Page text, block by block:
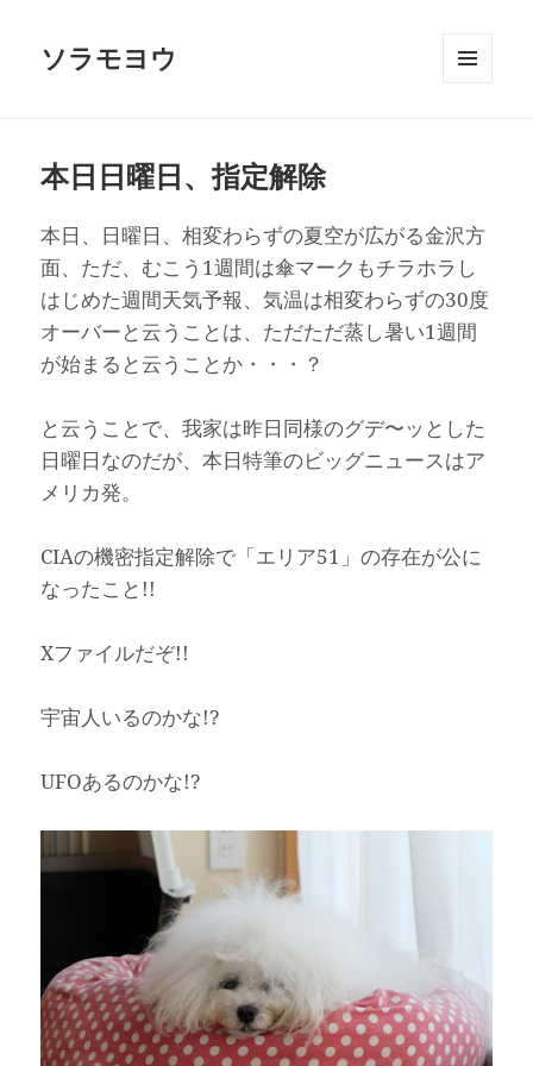
ソラモヨウ
本日日曜日、指定解除
本日、日曜日、相変わらずの夏空が広がる金沢方
面、ただ、むこう1週間は傘マークもチラホラし
はじめた週間天気予報、気温は相変わらずの30度
オーバーと云うことは、ただただ蒸し暑い1週間
が始まると云うことか・・・？
と云うことで、我家は昨日同様のグデ〜ッとした
日曜日なのだが、本日特筆のビッグニュースはア
メリカ発。
CIAの機密指定解除で「エリア51」の存在が公に
なったこと!!
Xファイルだぞ!!
宇宙人いるのかな!?
UFOあるのかな!?